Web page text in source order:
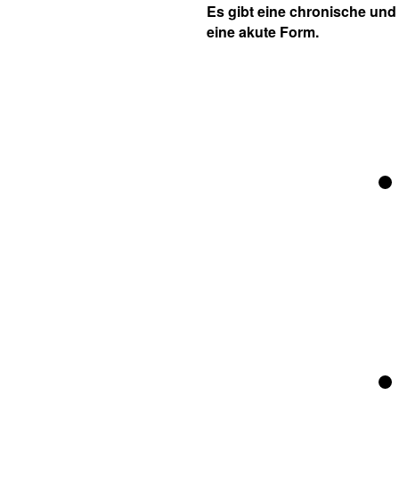
Es gibt eine chronische und
eine akute Form.